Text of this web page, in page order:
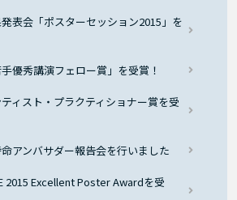
表会「ポスターセッション2015」を
優秀講演フェロー賞」を受賞！
ィスト・プラクティショナー賞を受
アンバサダー報告会を行いました
2015 Excellent Poster Awardを受